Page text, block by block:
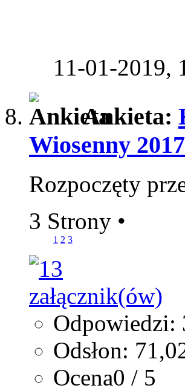
11-01-2019,
Ankieta:
Wiosenny 2017
Rozpoczęty
3 Strony •
1 2 3
Odpowiedzi:
Odsłon:
Ocena0 / 5